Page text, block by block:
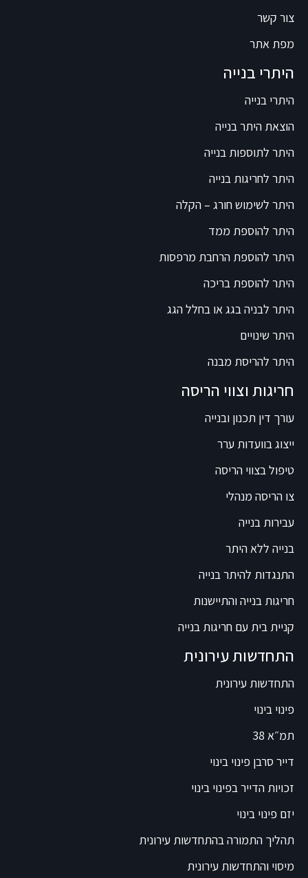
צור קשר
מפת אתר
היתרי בנייה
היתרי בנייה
הוצאת היתר בנייה
היתר לתוספות בנייה
היתר לחריגות בנייה
היתר לשימוש חורג – הקלה
היתר להוספת ממד
היתר להוספת הרחבת מרפסות
היתר להוספת בריכה
היתר לבניה בגג או בחלל הגג
היתר שינויים
היתר להריסת מבנה
חריגות וצווי הריסה
עורך דין תכנון ובנייה
ייצוג בוועדות ערר
טיפול בצווי הריסה
צו הריסה מנהלי
עבירות בנייה
בנייה ללא היתר
התנגדות להיתר בנייה
חריגות בנייה והתיישנות
קניית בית עם חריגות בנייה
התחדשות עירונית
התחדשות עירונית
פינוי בינוי
תמ״א 38
דייר סרבן פינוי בינוי
זכויות הדייר בפינוי בינוי
יזם פינוי בינוי
תהליך התמורה בהתחדשות עירונית
מיסוי והתחדשות עירונית